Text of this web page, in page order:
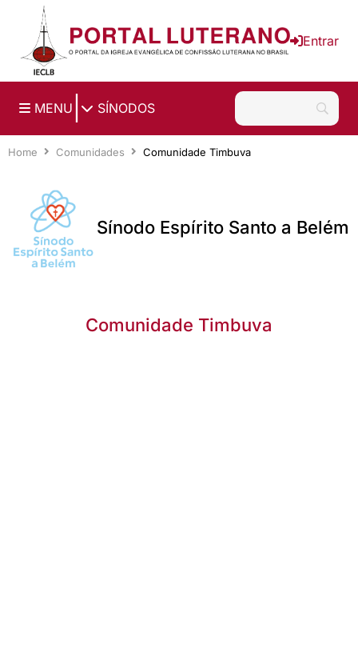
Ir para o conteúdo principal
Entrar
MENU SÍNODOS
Home Comunidades Comunidade Timbuva
Sínodo Espírito Santo a Belém
Comunidade Timbuva